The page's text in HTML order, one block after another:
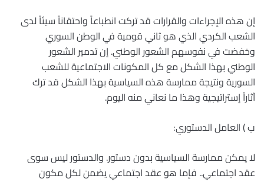
إن هذه الإجراءات والقرارات قد تركت انطباعاً واحتقاناً سيئاً لدى
الشعب الكردي الذي هو ثاني قومية في الوطن السوري
وخفضت في نفوسهم الشعور الوطني. إن تدمير الشعور
الوطني بهذا الشكل مع كل المكونات الاجتماعية للشعب
السورية ونتيجة ممارسة هذه السياسية بهذا الشكل قد ترك
آثاراً إستراتيجية وهذا ما نعاني منه اليوم.
ب ) العامل الدستوري:
لا يمكن ممارسة السياسية بدون دستور. والدستور ليس سوى
عقد اجتماعي.. فإما هو عقد اجتماعي يضمن لكل مكون